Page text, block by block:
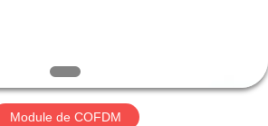
Module de COFDM